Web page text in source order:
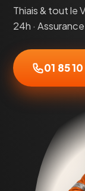
Thiais & tout le
24h ·
01 85